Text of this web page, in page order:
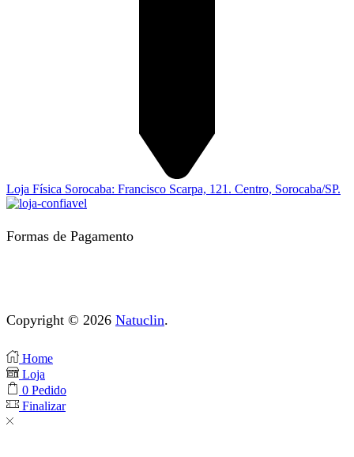
Loja Física Sorocaba: Francisco Scarpa, 121. Centro, Sorocaba/SP.
Formas de Pagamento
Copyright © 2026 Natuclin.
Home
Loja
0 Pedido
Finalizar